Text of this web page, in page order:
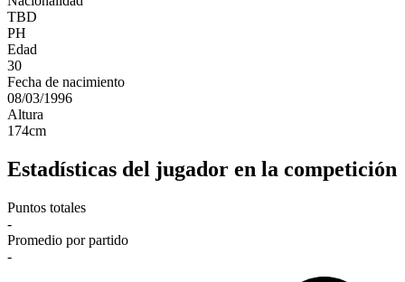
TBD
PH
Edad
30
Fecha de nacimiento
08/03/1996
Altura
174cm
Estadísticas del jugador en la competición
Puntos totales
-
Promedio por partido
-